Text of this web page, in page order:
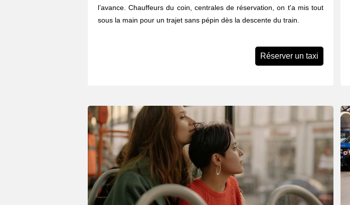
l’avance. Chauffeurs du coin, centrales de réservation, on t'a mis tout
sous la main pour un trajet sans pépin dès la descente du train.
Réserver un taxi